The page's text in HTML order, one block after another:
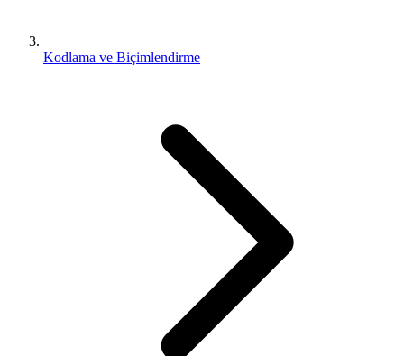
Kodlama ve Biçimlendirme